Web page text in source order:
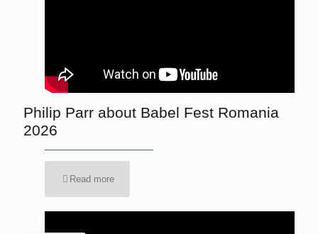
Philip Parr about Babel Fest Romania
2026
Read more